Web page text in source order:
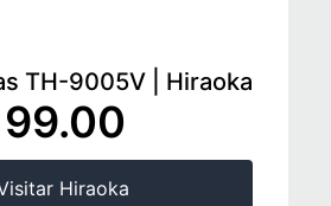
TH-9005V Hiraoka
Hiraoka